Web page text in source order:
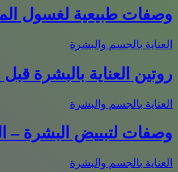
وصفات طبيعية لغسول
العناية بالجسم والبشرة
روتين العناية بالبشرة قبل
العناية بالجسم والبشرة
وصفات لتبييض البشرة –
العناية بالجسم والبشرة